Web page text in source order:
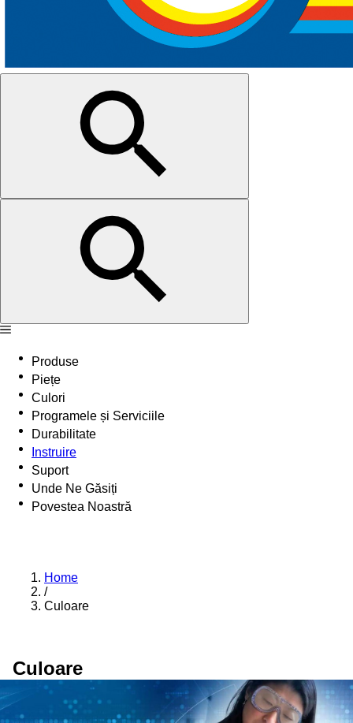
Produse
Piețe
Culori
Programele și Serviciile
Durabilitate
Instruire
Suport
Unde Ne Găsiți
Povestea Noastră
Home
/
Culoare
Culoare